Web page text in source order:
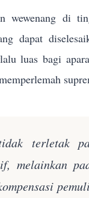
wewenang di
dapat
luas bagi
terletak
melainkan